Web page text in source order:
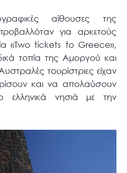
αίθουσες της
για αρκετούς
«Two tickets to Greece»,
τοπία της Αμοργού και
τουρίστριες είχαν
και να απολαύσουν
νησιά με την